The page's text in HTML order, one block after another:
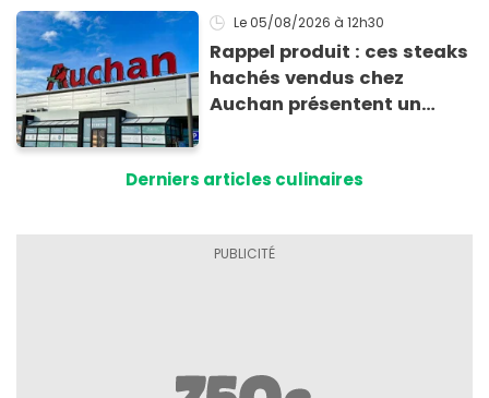
Le 05/08/2026 à 12h30
Rappel produit : ces steaks
hachés vendus chez
Auchan présentent un
Derniers articles culinaires